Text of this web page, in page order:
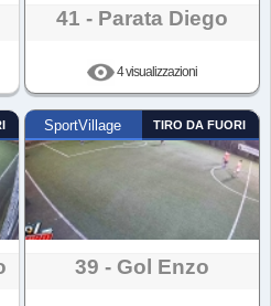
41 - Parata Diego
4 visualizzazioni
SportVillage TIRO DA FUORI
39 - Gol Enzo